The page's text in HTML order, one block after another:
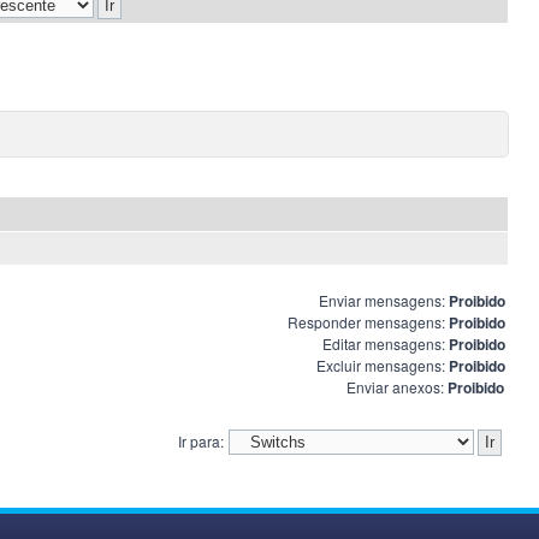
Enviar mensagens: Proibido
Responder mensagens: Proibido
Editar mensagens: Proibido
Excluir mensagens: Proibido
Enviar anexos: Proibido
Ir para: